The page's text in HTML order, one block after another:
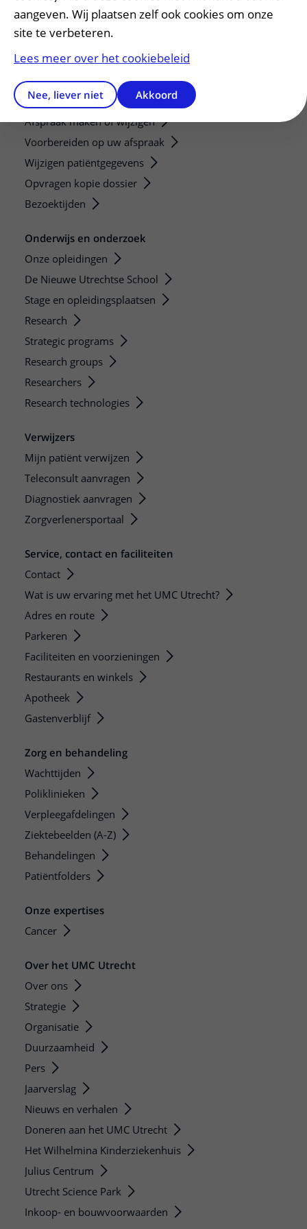
Patiënt en bezoek
Afspraak maken of wijzigen
Voorbereiden op uw afspraak
Wijzigen patiëntgegevens
Opvragen kopie dossier
Bezoektijden
Onderwijs en onderzoek
Onze opleidingen
De Nieuwe Utrechtse School
Stage en opleidingsplaatsen
Research
Strategic programs
Research groups
Researchers
Research technologies
Verwijzers
Mijn patiënt verwijzen
Teleconsult aanvragen
Diagnostiek aanvragen
Zorgverlenersportaal
Service, contact en faciliteiten
Contact
Wat is uw ervaring met het UMC Utrecht?
Adres en route
Parkeren
Faciliteiten en voorzieningen
Restaurants en winkels
Apotheek
Gastenverblijf
Zorg en behandeling
Wachttijden
Poliklinieken
Verpleegafdelingen
Ziektebeelden (A-Z)
Behandelingen
Patiëntfolders
Onze expertises
Cancer
Over het UMC Utrecht
Over ons
Strategie
Organisatie
Duurzaamheid
Pers
Jaarverslag
Nieuws en verhalen
Doneren aan het UMC Utrecht
Het Wilhelmina Kinderziekenhuis
Julius Centrum
Utrecht Science Park
Inkoop- en bouwvoorwaarden
aangeven. Wij plaatsen zelf ook cookies om onze
site te verbeteren.
Lees meer over het cookiebeleid
Nee, liever niet Akkoord